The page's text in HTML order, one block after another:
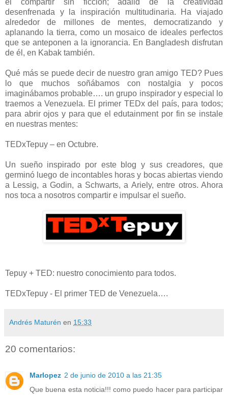
desenfrenada y la inspiración multitudinaria. Ha viajado
alrededor de millones de mentes, democratizando y
aplanando la tierra, como un mosaico de ideales perfectos
que se anteponen a la ignorancia. En Bangladesh disfrutan
de él, en Kabak también.
Qué más se puede decir de nuestro gran amigo TED? Pues
lo que muchos soñábamos con nostalgia y pocos
imaginábamos probable…. un grupo inspirador y especial lo
traemos a Venezuela. El primer TEDx del país, para todos;
para abrir ojos y para que el edutainment por fin se instale
en nuestras mentes:
TEDxTepuy – en Octubre.
Un sueño inspirado por este blog y sus creadores, que
germinó luego de incontables horas y bocas abiertas viendo
a Lessig, a Godin, a Schwarts, a Ariely, entre otros. Ahora
nos toca a nosotros compartir e impulsar el sueño.
Tepuy + TED: nuestro conocimiento para todos.
TEDxTepuy - El primer TED de Venezuela….
Andrés Maturén en 15:33
20 comentarios:
Marlopez 2 de junio de 2010 a las 21:35
Que buena esta noticia!!! como puedo hacer para participar